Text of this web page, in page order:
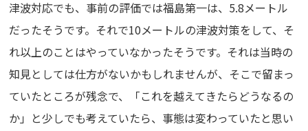
津波対応でも、事前の評価では福島第一は、5.8メートル
だったそうです。それで10メートルの津波対策をして、そ
れ以上のことはやっていなかったそうです。それは当時の
知見としては仕方がないかもしれませんが、そこで留まっ
ていたところが残念で、「これを越えてきたらどうなるの
か」と少しでも考えていたら、事態は変わっていたと思い